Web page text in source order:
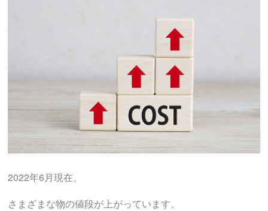
2022年6月現在、
さまざまな物の値段が上がっています。